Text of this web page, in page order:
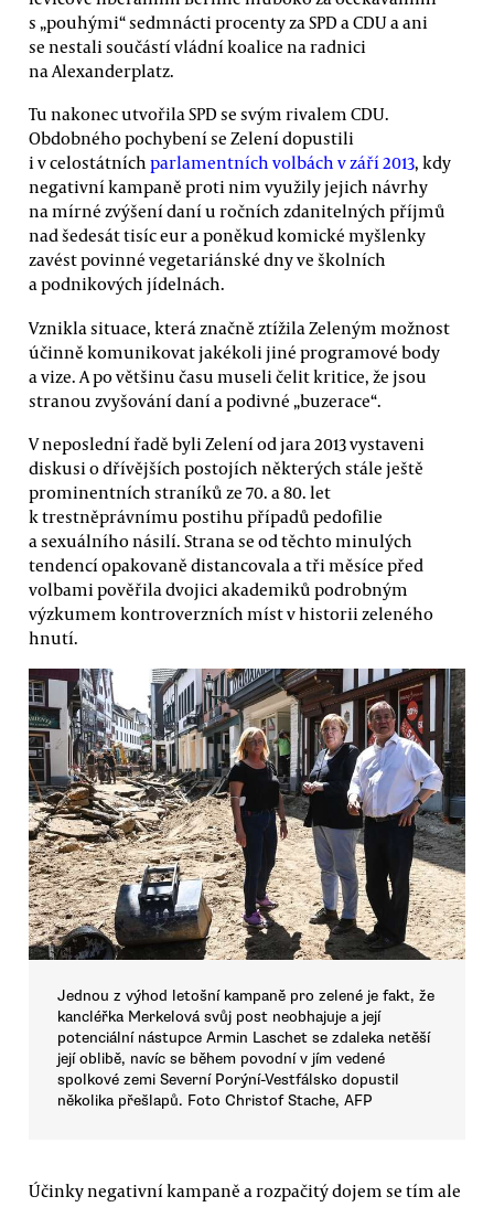
s „pouhými“ sedmnácti procenty za SPD a CDU a ani
se nestali součástí vládní koalice na radnici
na Alexanderplatz.
Tu nakonec utvořila SPD se svým rivalem CDU.
Obdobného pochybení se Zelení dopustili
i v celostátních parlamentních volbách v září 2013, kdy
negativní kampaně proti nim využily jejich návrhy
na mírné zvýšení daní u ročních zdanitelných příjmů
nad šedesát tisíc eur a poněkud komické myšlenky
zavést povinné vegetariánské dny ve školních
a podnikových jídelnách.
Vznikla situace, která značně ztížila Zeleným možnost
účinně komunikovat jakékoli jiné programové body
a vize. A po většinu času museli čelit kritice, že jsou
stranou zvyšování daní a podivné „buzerace“.
V neposlední řadě byli Zelení od jara 2013 vystaveni
diskusi o dřívějších postojích některých stále ještě
prominentních straníků ze 70. a 80. let
k trestněprávnímu postihu případů pedofilie
a sexuálního násilí. Strana se od těchto minulých
tendencí opakovaně distancovala a tři měsíce před
volbami pověřila dvojici akademiků podrobným
výzkumem kontroverzních míst v historii zeleného
hnutí.
Jednou z výhod letošní kampaně pro zelené je fakt, že
kancléřka Merkelová svůj post neobhajuje a její
potenciální nástupce Armin Laschet se zdaleka netěší
její oblibě, navíc se během povodní v jím vedené
spolkové zemi Severní Porýní-Vestfálsko dopustil
několika přešlapů. Foto Christof Stache, AFP
Účinky negativní kampaně a rozpačitý dojem se tím ale